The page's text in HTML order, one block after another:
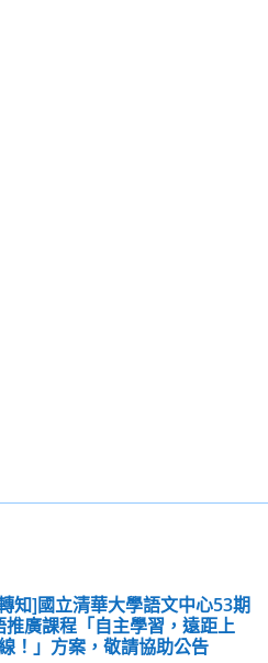
知]國立清華大學語文中心53期
推廣課程「自主學習，遠距上
！」方案，敬請協助公告